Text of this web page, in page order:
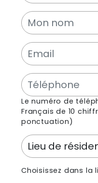
Le numéro de
Français de 10
ponctuation)
Choisissez dans la